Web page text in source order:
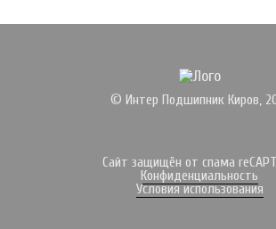
© Интер Подшипник Киров,
Сайт защищён от спама
Конфиденциальность
Условия использования